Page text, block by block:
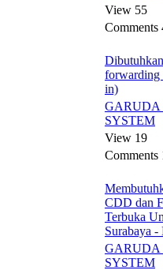
View 55
Comments
forwarding
in)
GARUDA
SYSTEM
View 19
Comments
CDD dan
Terbuka
Surabaya -
GARUDA
SYSTEM